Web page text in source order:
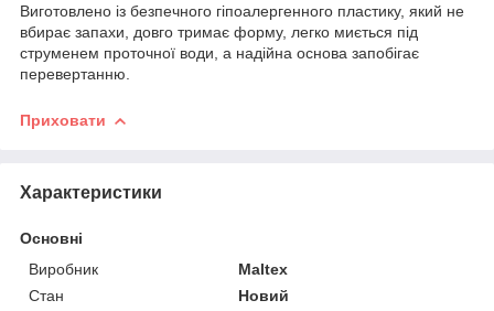
Виготовлено із безпечного гіпоалергенного пластику, який не
вбирає запахи, довго тримає форму, легко миється під
струменем проточної води, а надійна основа запобігає
перевертанню.
Приховати
Характеристики
Основні
Виробник
Maltex
Стан
Новий